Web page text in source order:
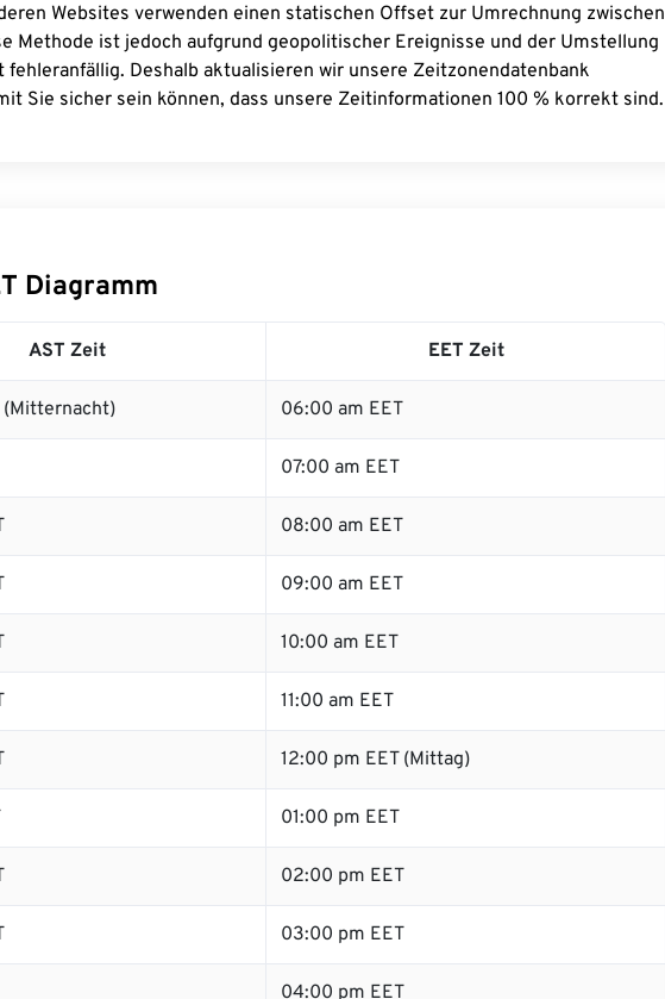
Websites verwenden einen statischen Offset zur Umrechnung zwischen
Methode ist jedoch aufgrund geopolitischer Ereignisse und der Umstellung
fehleranfällig. Deshalb aktualisieren wir unsere Zeitzonendatenbank
Sie sicher sein können, dass unsere Zeitinformationen 100 % korrekt sind.
Diagramm
AST Zeit EET Zeit
(Mitternacht) 06:00 am EET
07:00 am EET
08:00 am EET
09:00 am EET
10:00 am EET
11:00 am EET
12:00 pm EET (Mittag)
01:00 pm EET
02:00 pm EET
03:00 pm EET
04:00 pm EET